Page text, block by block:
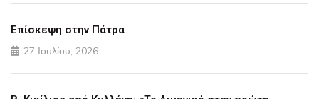
Επίσκεψη στην Πάτρα
27 Ιουλίου, 2026